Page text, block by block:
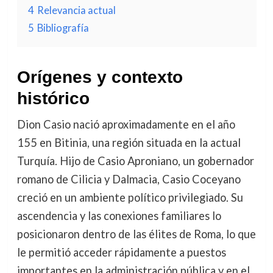
4 Relevancia actual
5 Bibliografía
Orígenes y contexto
histórico
Dion Casio nació aproximadamente en el año
155 en Bitinia, una región situada en la actual
Turquía. Hijo de Casio Aproniano, un gobernador
romano de Cilicia y Dalmacia, Casio Coceyano
creció en un ambiente político privilegiado. Su
ascendencia y las conexiones familiares lo
posicionaron dentro de las élites de Roma, lo que
le permitió acceder rápidamente a puestos